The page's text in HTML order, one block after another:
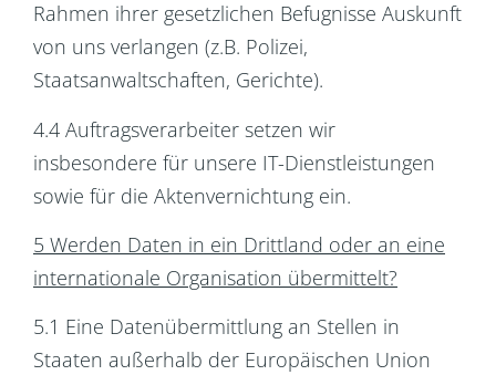
Rahmen ihrer gesetzlichen Befugnisse Auskunft
von uns verlangen (z.B. Polizei,
Staatsanwaltschaften, Gerichte).
4.4 Auftragsverarbeiter setzen wir
insbesondere für unsere IT-Dienstleistungen
sowie für die Aktenvernichtung ein.
5 Werden Daten in ein Drittland oder an eine
internationale Organisation übermittelt?
5.1 Eine Datenübermittlung an Stellen in
Staaten außerhalb der Europäischen Union